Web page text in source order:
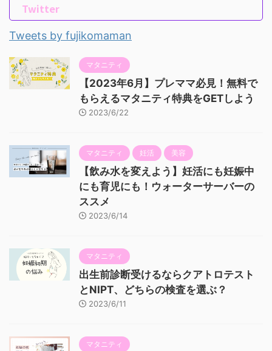
Twitter
Tweets by fujikomaman
マタニティ
【2023年6月】プレママ必見！無料で
もらえるマタニティ特典をGETしよう
2023/6/22
マタニティ 妊活 美容
【飲み水を変えよう】妊活にも妊娠中
にも育児にも！ウォーターサーバーの
ススメ
2023/6/14
マタニティ
出生前診断受けるならクアトロテスト
とNIPT、どちらの検査を選ぶ？
2023/6/11
マタニティ